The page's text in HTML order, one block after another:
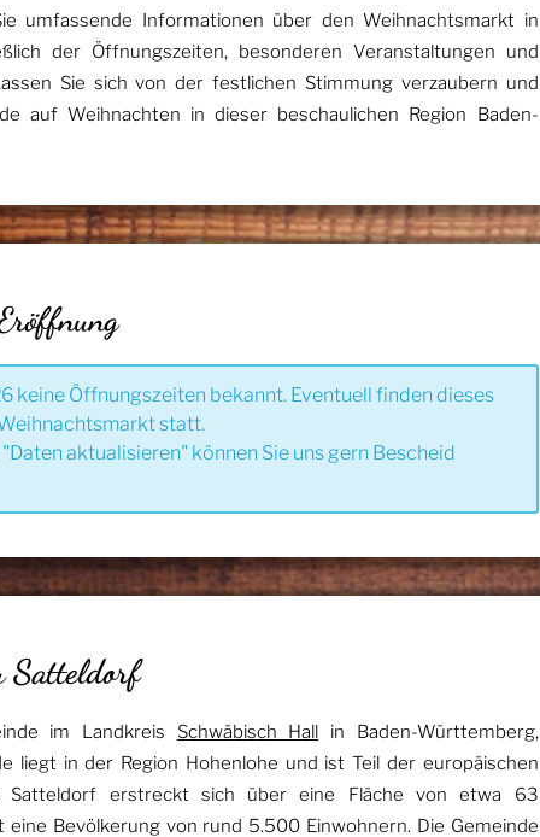
umfassende Informationen über den Weihnachtsmarkt in
der Öffnungszeiten, besonderen Veranstaltungen und
Sie sich von der festlichen Stimmung verzaubern und
auf Weihnachten in dieser beschaulichen Region Baden-
keine Öffnungszeiten bekannt. Eventuell finden dieses
statt.
aktualisieren" können Sie uns gern Bescheid
Satteldorf
im Landkreis Schwäbisch Hall
in Baden-Württemberg,
liegt in der Region Hohenlohe und ist Teil der europäischen
Satteldorf erstreckt sich über eine Fläche von etwa 63
eine Bevölkerung von rund 5.500 Einwohnern. Die Gemeinde